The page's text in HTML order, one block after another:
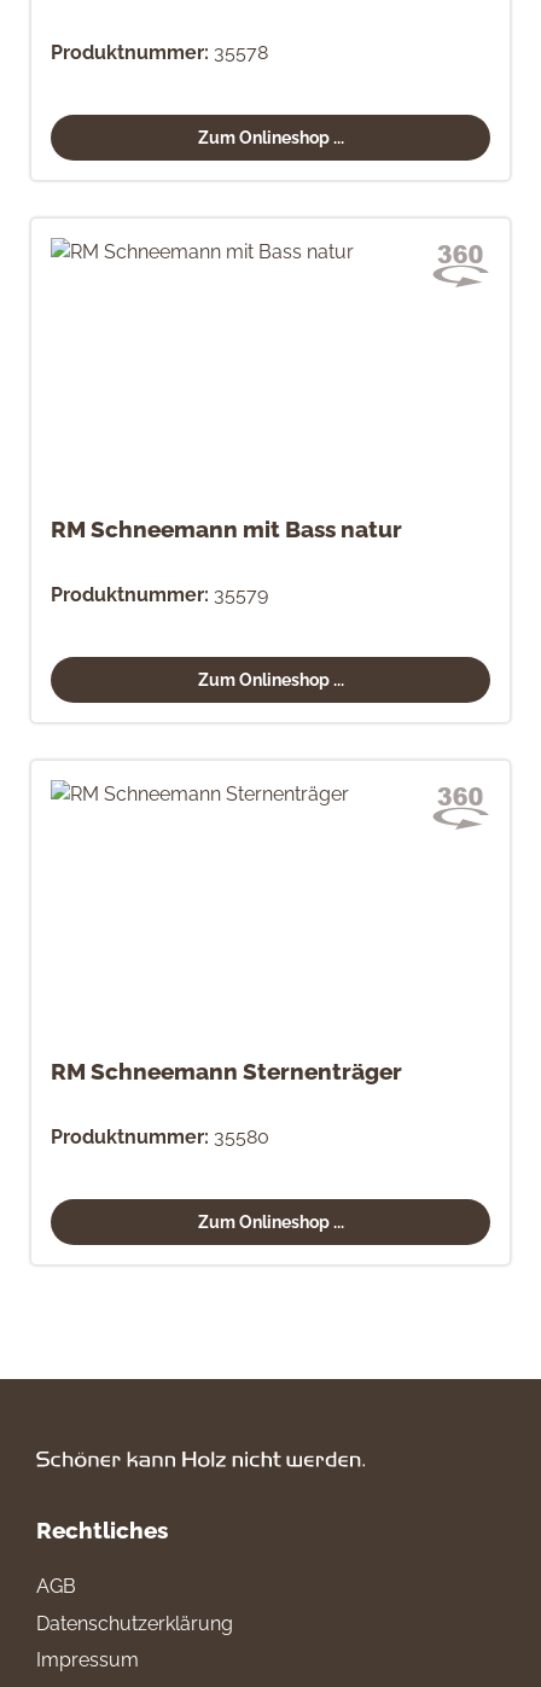
Produktnummer: 35578
Zum Onlineshop ...
RM Schneemann mit Bass natur
Produktnummer: 35579
Zum Onlineshop ...
RM Schneemann Sternenträger
Produktnummer: 35580
Zum Onlineshop ...
Rechtliches
AGB
Datenschutzerklärung
Impressum